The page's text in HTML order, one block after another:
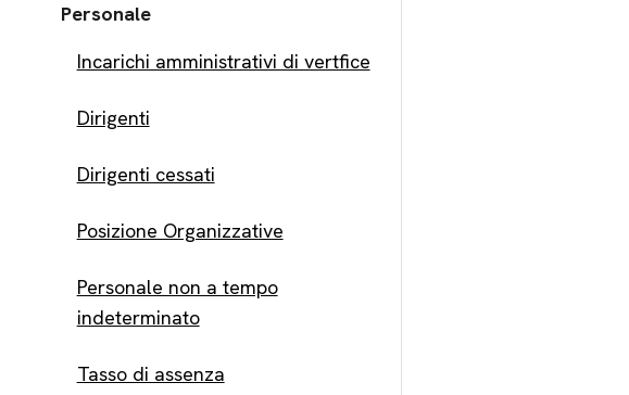
Personale
Incarichi amministrativi di vertfice
Dirigenti
Dirigenti cessati
Posizione Organizzative
Personale non a tempo
indeterminato
Tasso di assenza